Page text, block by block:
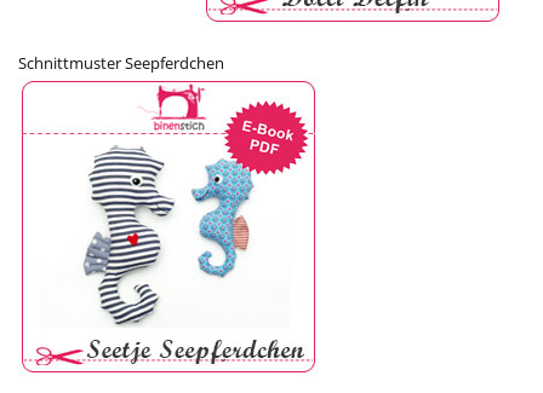
Schnittmuster Seepferdchen